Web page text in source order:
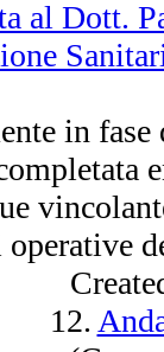
al Dott.
in
12.